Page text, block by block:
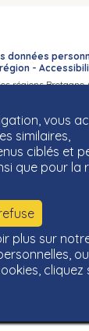
vous
similaires,
ciblés et
que pour la
plus sur
cliquez
données
-
régions